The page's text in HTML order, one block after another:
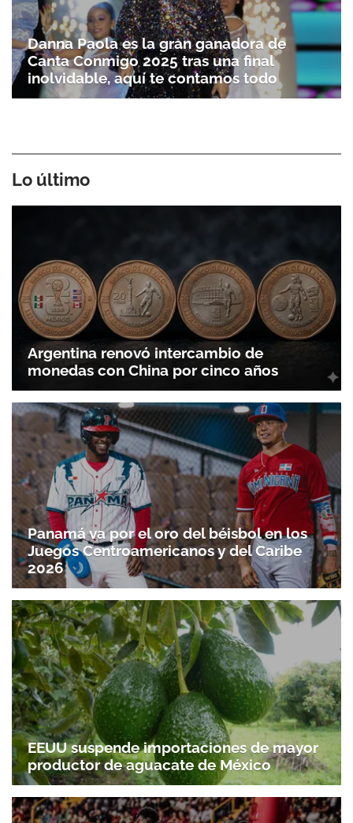
Gracias por suscribirte a nuestro boletín.
ACEPTAR
Danna Paola es la gran ganadora de
Canta Conmigo 2025 tras una final
inolvidable, aquí te contamos todo
Lo último
Argentina renovó intercambio de
monedas con China por cinco años
Panamá va por el oro del béisbol en los
Juegos Centroamericanos y del Caribe
2026
EEUU suspende importaciones de mayor
productor de aguacate de México